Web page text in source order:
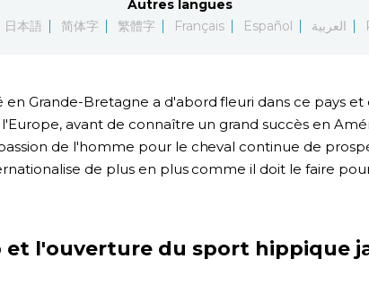
Autres langues
日本語 简体字 繁體字 Français Español العربية
Grande-Bretagne a d'abord fleuri dans ce pays et
avant de connaître un grand succès en
de l'homme pour le cheval continue de
de plus en plus comme il doit le faire
et l'ouverture du sport hippique